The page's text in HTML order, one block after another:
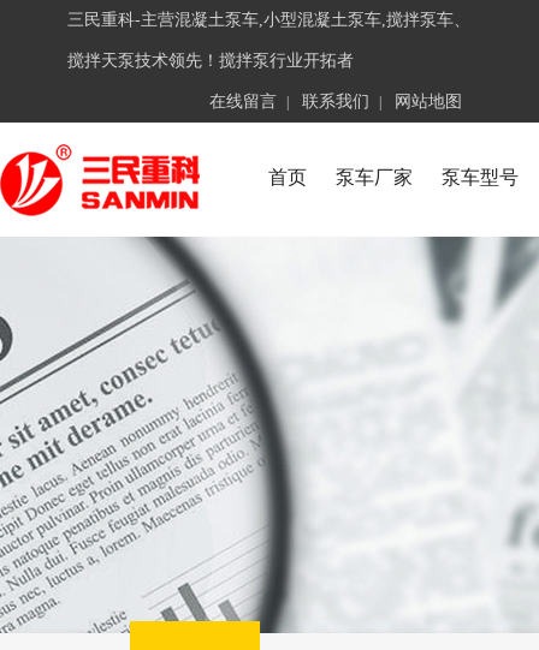
三民重科-主营混凝土泵车,小型混凝土泵车,搅拌泵车、
搅拌天泵技术领先！搅拌泵行业开拓者
在线留言 联系我们 网站地图
首页 泵车厂家 泵车型号